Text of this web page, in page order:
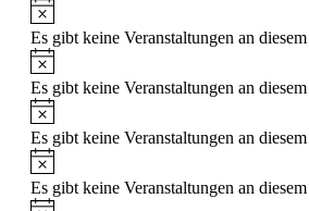
Es gibt keine Veranstaltungen an
Es gibt keine Veranstaltungen an
Es gibt keine Veranstaltungen an
Es gibt keine Veranstaltungen an